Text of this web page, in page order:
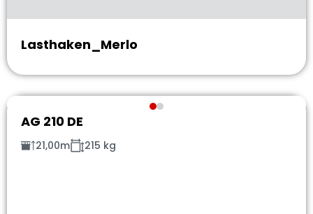
Lasthaken_Merlo
AG 210 DE
21,00m 215 kg